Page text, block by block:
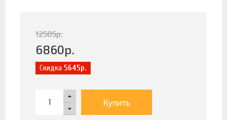
12505р.
6860р.
Скидка 5645р.
Купить